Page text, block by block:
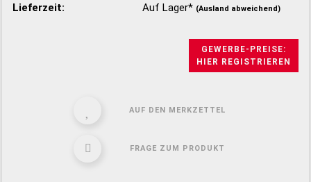
Lieferzeit:
Auf Lager* (Ausland abweichend)
GEWERBE-PREISE:
HIER REGISTRIEREN
AUF DEN MERKZETTEL
FRAGE ZUM PRODUKT